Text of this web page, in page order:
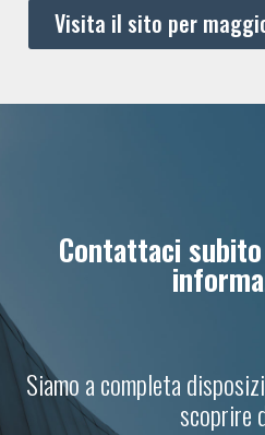
Visita il sito per
Contattaci
Siamo a completa
scoprire